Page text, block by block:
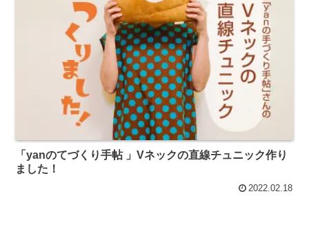
「yanのてづくり手帖 」Vネックの直線チュニック作り
ました！
2022.02.18